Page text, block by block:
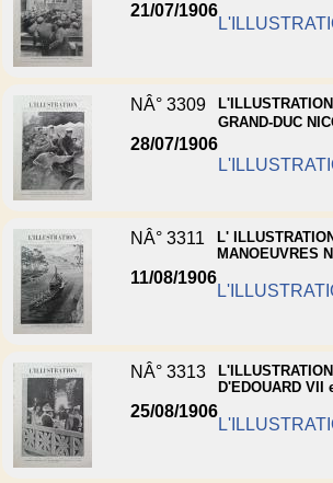
21/07/1906
NÂ° 3309
28/07/1906
GRAND-DUC
NÂ° 3311
11/08/1906
L'
MANOEUVRES
NÂ° 3313
25/08/1906
D'EDOUARD VII